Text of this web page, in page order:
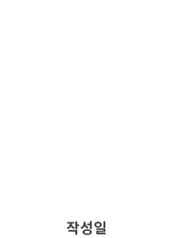
작성일